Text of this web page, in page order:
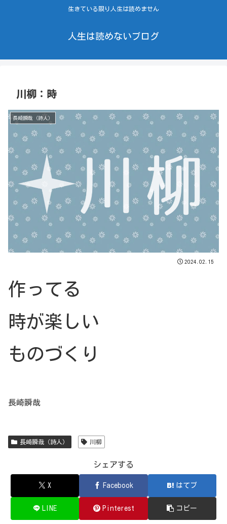
生きている限り人生は読めません
人生は読めないブログ
川柳：時
長崎瞬哉（詩人）
2024.02.15
作ってる
時が楽しい
ものづくり
長崎瞬哉
長崎瞬哉（詩人） 川柳
シェアする
X Facebook はてブ
LINE Pinterest コピー